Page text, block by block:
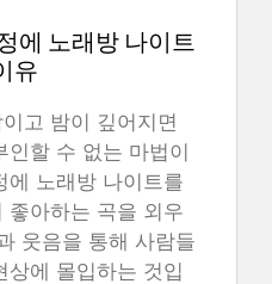
에 노래방 나이트
유
고 밤이 깊어지면
인할 수 없는 마법이
에 노래방 나이트를
좋아하는 곡을 외우
웃음을 통해 사람들
상에 몰입하는 것입